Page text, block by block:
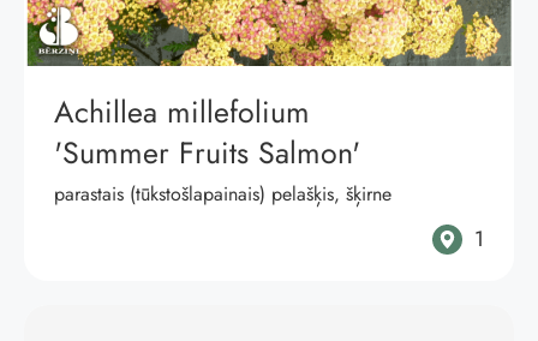
Achillea millefolium
'Summer Fruits Salmon'
parastais (tūkstošlapainais) pelašķis, šķirne
1